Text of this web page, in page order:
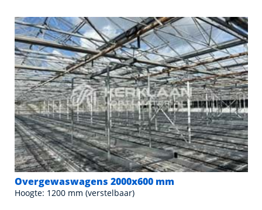
Overgewaswagens 2000x600 mm
Hoogte: 1200 mm (verstelbaar)